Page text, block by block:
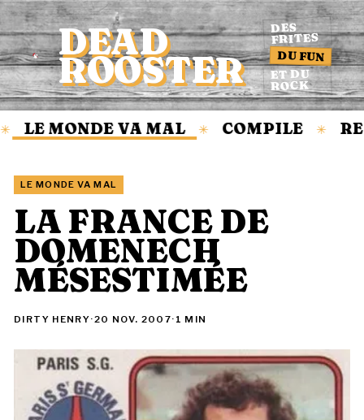
Accueil
DEAD
ROOSTER
DES
FRITES
DU FUN
ET DU
ROCK
LE MONDE VA MAL ✳ COMPILE ✳
LE MONDE VA MAL
LA FRANCE DE
DOMENECH
MÉSESTIMÉE
DIRTY HENRY·20 NOV. 2007· 1 MIN